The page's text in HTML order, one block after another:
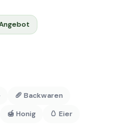
🥖 Backwaren
🍯 Honig 🥚 Eier